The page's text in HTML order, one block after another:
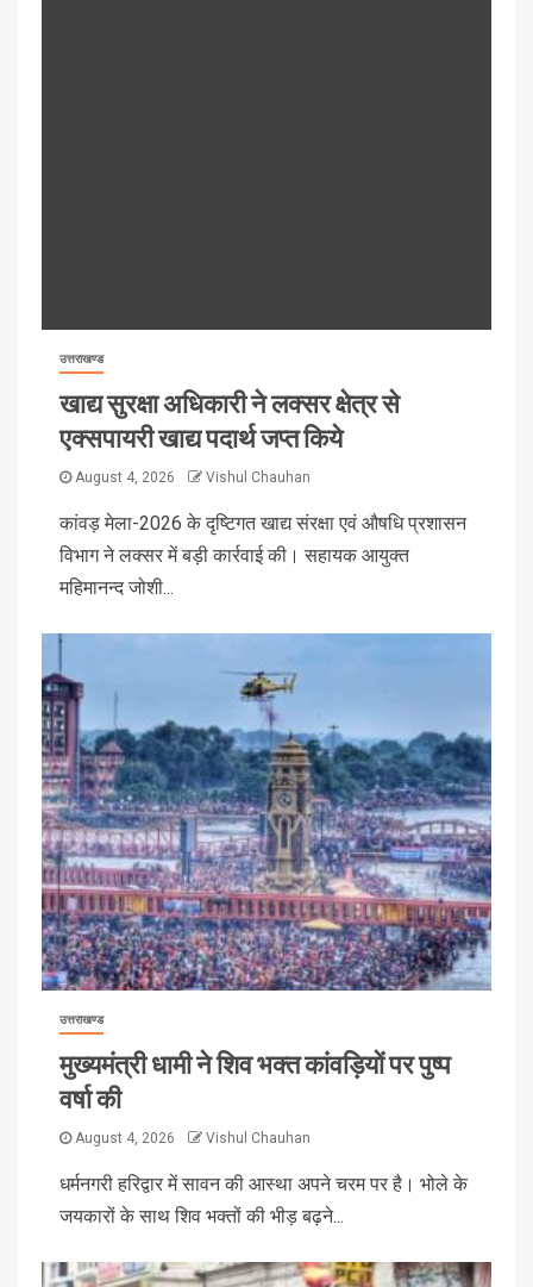
उत्तराखण्ड
खाद्य सुरक्षा अधिकारी ने लक्सर क्षेत्र से
एक्सपायरी खाद्य पदार्थ जप्त किये
August 4, 2026 Vishul Chauhan
कांवड़ मेला-2026 के दृष्टिगत खाद्य संरक्षा एवं औषधि प्रशासन
विभाग ने लक्सर में बड़ी कार्रवाई की। सहायक आयुक्त
महिमानन्द जोशी...
उत्तराखण्ड
मुख्यमंत्री धामी ने शिव भक्त कांवड़ियों पर पुष्प
वर्षा की
August 4, 2026 Vishul Chauhan
धर्मनगरी हरिद्वार में सावन की आस्था अपने चरम पर है। भोले के
जयकारों के साथ शिव भक्तों की भीड़ बढ़ने...